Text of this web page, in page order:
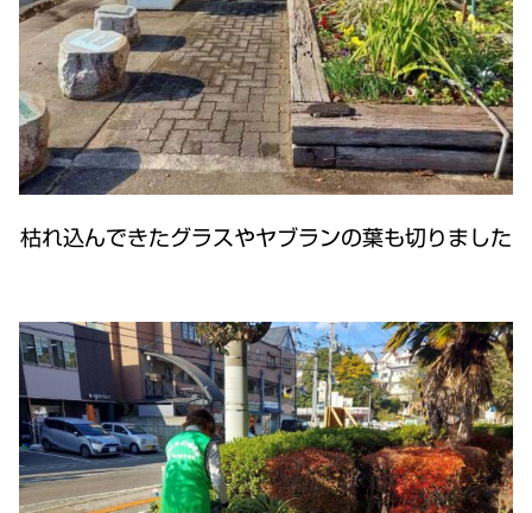
枯れ込んできたグラスやヤブランの葉も切りました